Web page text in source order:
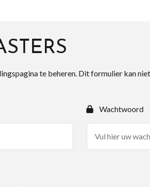
te beheren. Dit formulier kan
Wachtwoord